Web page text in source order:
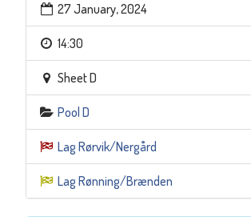
27 January, 2024
14:30
Sheet D
Pool D
Lag Rørvik/Nergård
Lag Rønning/Brænden